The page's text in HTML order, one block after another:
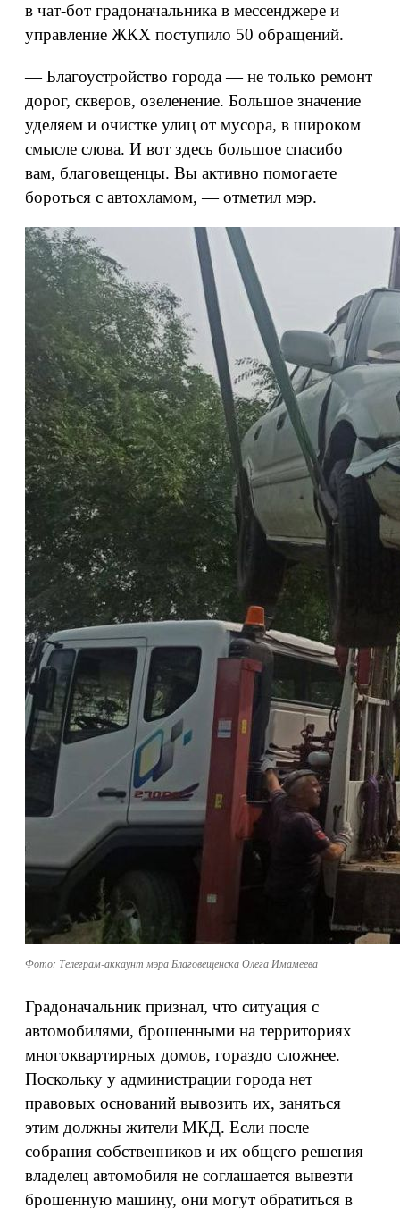
в чат-бот градоначальника в мессенджере и
управление ЖКХ поступило 50 обращений.
— Благоустройство города — не только ремонт
дорог, скверов, озеленение. Большое значение
уделяем и очистке улиц от мусора, в широком
смысле слова. И вот здесь большое спасибо
вам, благовещенцы. Вы активно помогаете
бороться с автохламом, — отметил мэр.
Фото: Телеграм-аккаунт мэра Благовещенска Олега Имамеева
Градоначальник признал, что ситуация с
автомобилями, брошенными на территориях
многоквартирных домов, гораздо сложнее.
Поскольку у администрации города нет
правовых оснований вывозить их, заняться
этим должны жители МКД. Если после
собрания собственников и их общего решения
владелец автомобиля не соглашается вывезти
брошенную машину, они могут обратиться в